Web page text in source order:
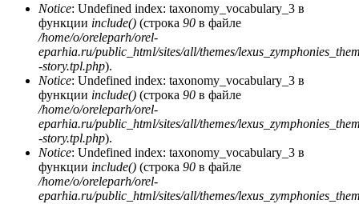
Notice: Undefined index: taxonomy_vocabulary_3 в
функции include() (строка 90 в файле
/home/o/oreleparh/orel-
eparhia.ru/public_html/sites/all/themes/
-story.tpl.php).
Notice: Undefined index: taxonomy_vocabulary_3 в
функции include() (строка 90 в файле
/home/o/oreleparh/orel-
eparhia.ru/public_html/sites/all/themes/
-story.tpl.php).
Notice: Undefined index: taxonomy_vocabulary_3 в
функции include() (строка 90 в файле
/home/o/oreleparh/orel-
eparhia.ru/public_html/sites/all/themes/